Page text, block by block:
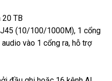
20 TB
(10/100/1000M), 1 cổng
vào 1 cổng ra, hỗ trợ